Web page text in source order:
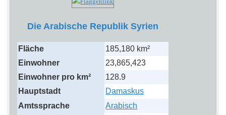
Die Arabische Republik Syrien
Fläche
185,180 km²
Einwohner
23,865,423
Einwohner pro km²
128.9
Hauptstadt
Damaskus
Amtssprache
Arabisch